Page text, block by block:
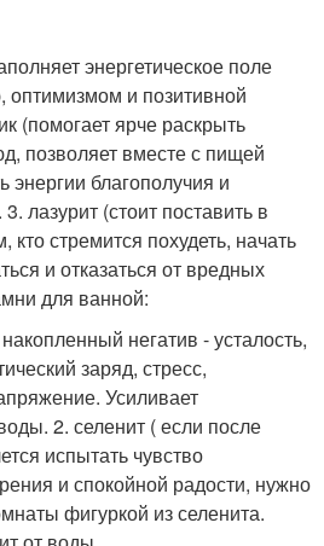
энергетическое поле
и позитивной
(помогает ярче раскрыть
позволяет вместе с пищей
энергии благополучия и
лазурит (стоит поставить в
кто стремится похудеть, начать
и отказаться от вредных
для ванной:
негатив - усталость,
заряд, стресс,
Усиливает
2. селенит ( если после
испытать чувство
и спокойной радости, нужно
фигуркой из селенита.